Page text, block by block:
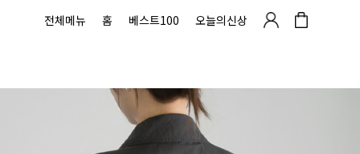
전체메뉴 홈 베스트100 오늘의신상